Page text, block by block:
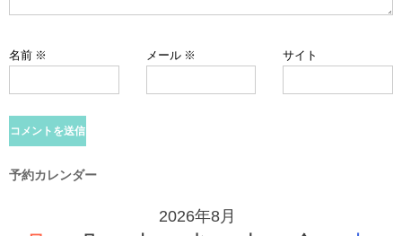
名前 ※ メール ※ サイト
予約カレンダー
2026年8月